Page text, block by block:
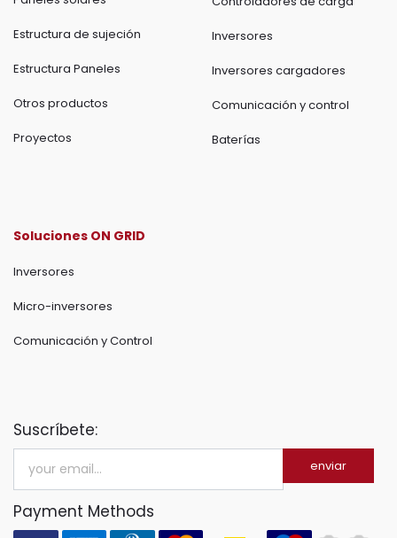
Estructura de sujeción
Estructura Paneles
Otros productos
Proyectos
Inversores
Inversores cargadores
Comunicación y control
Baterías
Soluciones ON GRID
Inversores
Micro-inversores
Comunicación y Control
Suscríbete:
enviar
Payment Methods